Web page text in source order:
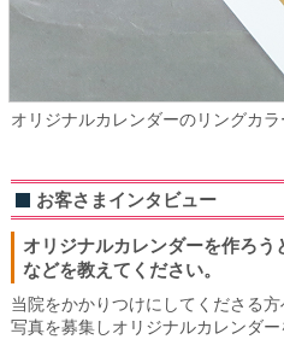
オリジナルカレンダーのリングカラ
お客さまインタビュー
オリジナルカレンダーを作ろ
などを教えてください。
当院をかかりつけにしてくださる
写真を募集しオリジナルカレンダー